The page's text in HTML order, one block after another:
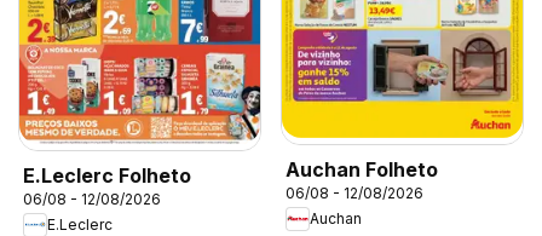
E.Leclerc Folheto
06/08 - 12/08/2026
E.Leclerc
Auchan Folheto
06/08 - 12/08/2026
Auchan